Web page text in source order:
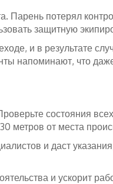
Парень потерял
защитную
и в результате
напоминают, что
состояния
метров от места
и даст
и ускорит